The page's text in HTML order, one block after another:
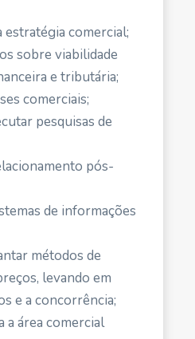
comercial;
sobre viabilidade
e tributária;
comerciais;
pesquisas de
pós-
de informações
métodos de
levando em
e a concorrência;
a área comercial